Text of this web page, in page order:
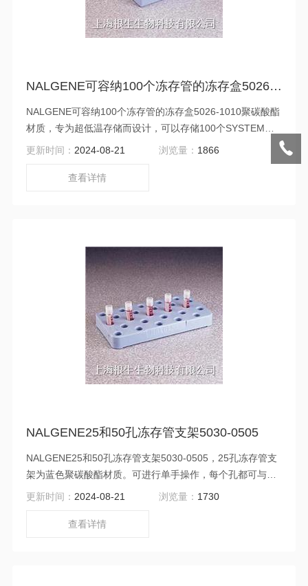
NALGENE可容纳100个冻存管的冻存盒5026-1010聚碳酸酯材质
NALGENE可容纳100个冻存管的冻存盒5026-1010聚碳酸酯
材质，专为超低温存储而设计，可以存储100个SYSTEM
100冻存管或其它相近大小的外螺纹管瓶以及多数内螺纹的
了23%。温度范围在-196℃至+121℃之间。透明盖上印有为
更新时间： 2024-08-21 浏览量： 1866
查看详情
NALGENE25和50孔冻存管支架5030-0505
NALGENE25和50孔冻存管支架5030-0505，25孔冻存管支
架为蓝色聚碳酸酯材质。可进行单手操作，每个孔都可与管
瓶基部形成良好的互锁。与目录编号为5030-0510的产品相
观察管内物质。除目录编号为5005-0015的产品外，可用于
更新时间： 2024-08-21 浏览量： 1730
查看详情